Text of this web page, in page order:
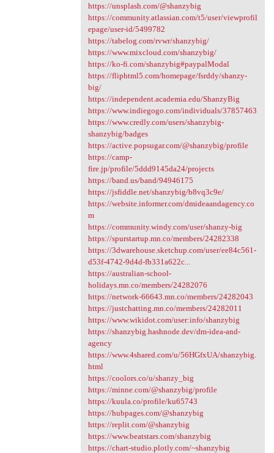
https://unsplash.com/@shanzybig
https://community.atlassian.com/t5/user/viewprofil
epage/user-id/5499782
https://tabelog.com/rvwr/shanzybig/
https://www.mixcloud.com/shanzybig/
https://ko-fi.com/shanzybig#paypalModal
https://fliphtml5.com/homepage/fsrddy/shanzy-
big/
https://independent.academia.edu/ShanzyBig
https://www.indiegogo.com/individuals/37857463
https://www.credly.com/users/shanzybig-
shanzybig/badges
https://active.popsugar.com/@shanzybig/profile
https://camp-
fire.jp/profile/5ddd9145da24/projects
https://band.us/band/94946175
https://jsfiddle.net/shanzybig/b8vq3c9e/
https://website.informer.com/dmideaandagency.co
m
https://community.windy.com/user/shanzy-big
https://spurstartup.mn.co/members/24282338
https://3dwarehouse.sketchup.com/user/ee84c561-
d53f-4742-9d4d-fb331a622c...
https://australian-school-
holidays.mn.co/members/24282076
https://network-66643.mn.co/members/24282043
https://justchatting.mn.co/members/24282011
https://www.wikidot.com/user:info/shanzybig
https://shanzybig.hashnode.dev/dm-idea-and-
agency
https://www.4shared.com/u/56HGfxUA/shanzybig.
html
https://coolors.co/u/shanzy_big
https://minne.com/@shanzybig/profile
https://kuula.co/profile/ku65743
https://hubpages.com/@shanzybig
https://replit.com/@shanzybig
https://www.beatstars.com/shanzybig
https://chart-studio.plotly.com/~shanzybig